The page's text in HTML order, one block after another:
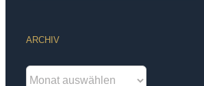
ARCHIV
Archiv